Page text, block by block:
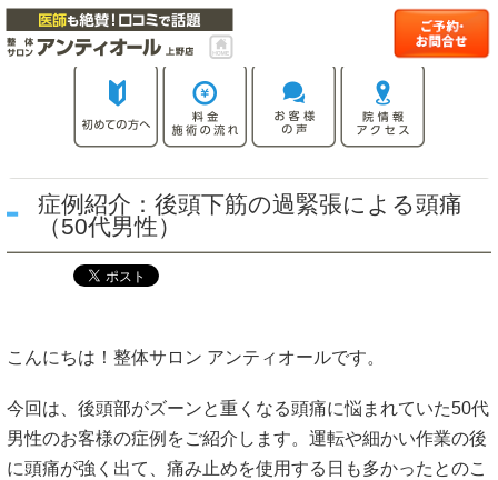
症例紹介：後頭下筋の過緊張による頭痛
（50代男性）
こんにちは！整体サロン アンティオールです。
今回は、後頭部がズーンと重くなる頭痛に悩まれていた50代
男性のお客様の症例をご紹介します。運転や細かい作業の後
に頭痛が強く出て、痛み止めを使用する日も多かったとのこ